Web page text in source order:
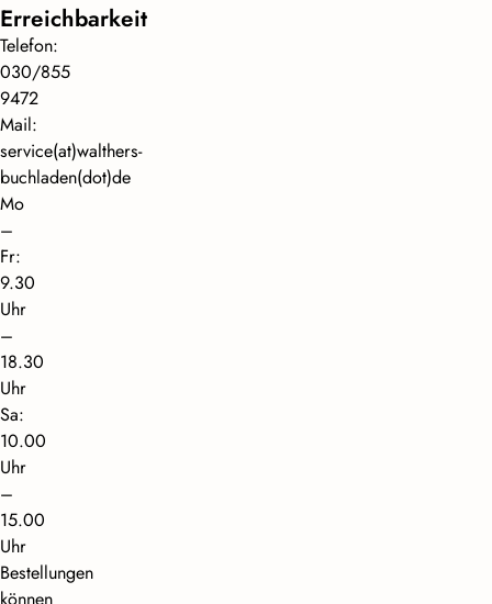
Erreichbarkeit
Telefon:
030/855
9472
Mail:
service(at)walthers-
buchladen(dot)de
Mo
–
Fr:
9.30
Uhr
–
18.30
Uhr
Sa:
10.00
Uhr
–
15.00
Uhr
Bestellungen
können